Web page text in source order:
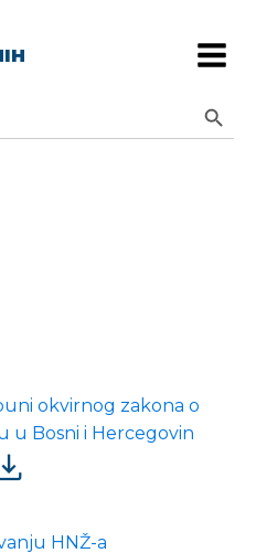
okvirnog zakona o
u Bosni i Hercegovin
HNŽ-a